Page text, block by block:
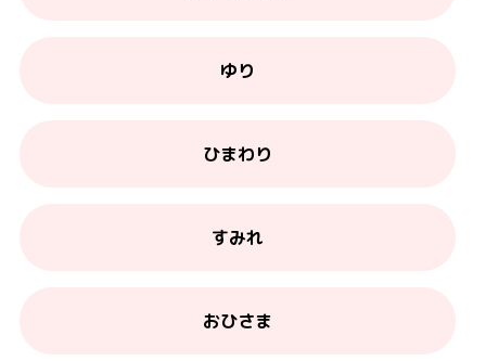
ゆり
ひまわり
すみれ
おひさま